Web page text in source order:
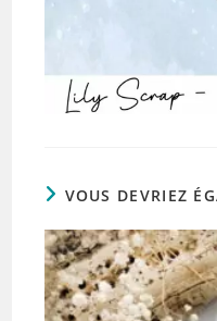
VOUS DEVRIEZ